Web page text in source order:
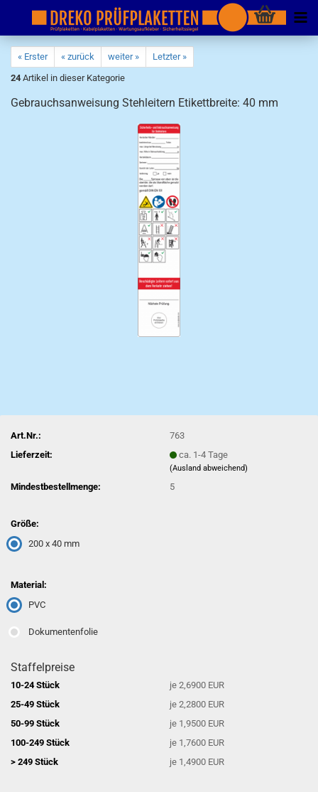
« Erster « zurück weiter »
Letzter »
24 Artikel in dieser Kategorie
Gebrauchsanweisung Stehleitern Etikettbreite: 40 mm
Art.Nr.:
763
Lieferzeit:
ca. 1-4 Tage
(Ausland abweichend)
Mindestbestellmenge: 5
Größe:
200 x 40 mm
Material:
PVC
Dokumentenfolie
Staffelpreise
10-24 Stück
je 2,6900 EUR
25-49 Stück
je 2,2800 EUR
50-99 Stück
je 1,9500 EUR
100-249 Stück
je 1,7600 EUR
> 249 Stück
je 1,4900 EUR